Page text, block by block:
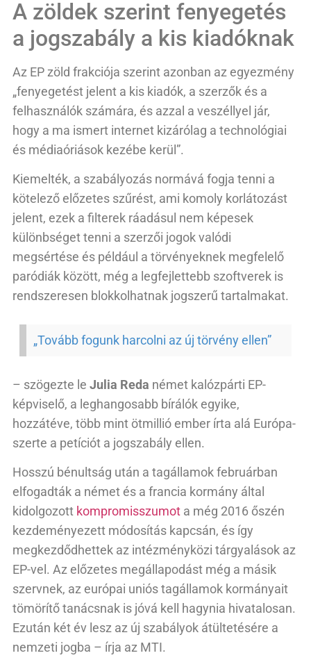
A zöldek szerint fenyegetés
a jogszabály a kis kiadóknak
Az EP zöld frakciója szerint azonban az egyezmény
„fenyegetést jelent a kis kiadók, a szerzők és a
felhasználók számára, és azzal a veszéllyel jár,
hogy a ma ismert internet kizárólag a technológiai
és médiaóriások kezébe kerül”.
Kiemelték, a szabályozás normává fogja tenni a
kötelező előzetes szűrést, ami komoly korlátozást
jelent, ezek a filterek ráadásul nem képesek
különbséget tenni a szerzői jogok valódi
megsértése és például a törvényeknek megfelelő
paródiák között, még a legfejlettebb szoftverek is
rendszeresen blokkolhatnak jogszerű tartalmakat.
„Tovább fogunk harcolni az új törvény ellen”
– szögezte le Julia Reda német kalózpárti EP-
képviselő, a leghangosabb bírálók egyike,
hozzátéve, több mint ötmillió ember írta alá Európa-
szerte a petíciót a jogszabály ellen.
Hosszú bénultság után a tagállamok februárban
elfogadták a német és a francia kormány által
kidolgozott kompromisszumot a még 2016 őszén
kezdeményezett módosítás kapcsán, és így
megkezdődhettek az intézményközi tárgyalások az
EP-vel. Az előzetes megállapodást még a másik
szervnek, az európai uniós tagállamok kormányait
tömörítő tanácsnak is jóvá kell hagynia hivatalosan.
Ezután két év lesz az új szabályok átültetésére a
nemzeti jogba – írja az MTI.